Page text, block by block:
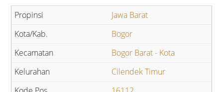
Jawa Barat
Bogor
Bogor Barat - Kota
Cilendek Timur